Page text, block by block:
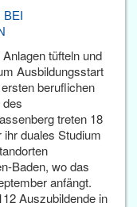
BEI
tüfteln und
Ausbildungsstart
beruflichen
treten 18
duales Studium
Baden, wo das
anfängt.
Auszubildende in